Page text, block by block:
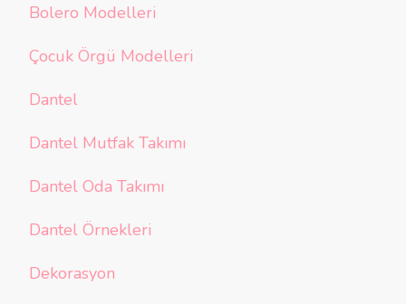
Bolero Modelleri
Çocuk Örgü Modelleri
Dantel
Dantel Mutfak Takımı
Dantel Oda Takımı
Dantel Örnekleri
Dekorasyon